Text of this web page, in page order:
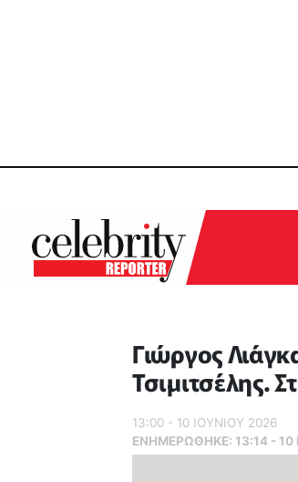
Γιώργος
Τσιμιτσέλης.
13:00 - 10 ΙΟΥΝΙΟΥ 2026
ΕΝΗΜΕΡΏΘΗΚΕ: 13:14 -